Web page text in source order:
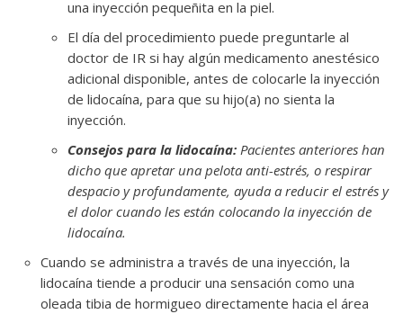
una inyección pequeñita en la piel.
El día del procedimiento puede preguntarle al
doctor de IR si hay algún medicamento anestésico
adicional disponible, antes de colocarle la inyección
de lidocaína, para que su hijo(a) no sienta la
inyección.
Consejos para la lidocaína: Pacientes anteriores han
dicho que apretar una pelota anti-estrés, o respirar
despacio y profundamente, ayuda a reducir el estrés y
el dolor cuando les están colocando la inyección de
lidocaína.
Cuando se administra a través de una inyección, la
lidocaína tiende a producir una sensación como una
oleada tibia de hormigueo directamente hacia el área